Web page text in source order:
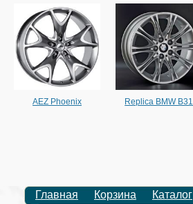
AEZ Phoenix Replica BMW B31
Главная Корзина Каталог